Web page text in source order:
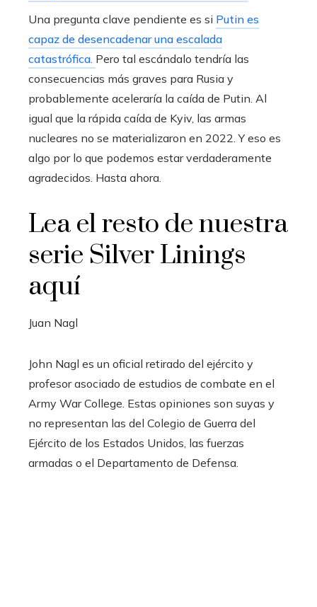
Una pregunta clave pendiente es si Putin es
capaz de desencadenar una escalada
catastrófica. Pero tal escándalo tendría las
consecuencias más graves para Rusia y
probablemente aceleraría la caída de Putin. Al
igual que la rápida caída de Kyiv, las armas
nucleares no se materializaron en 2022. Y eso es
algo por lo que podemos estar verdaderamente
agradecidos. Hasta ahora.
Lea el resto de nuestra
serie Silver Linings
aquí
Juan Nagl
John Nagl es un oficial retirado del ejército y
profesor asociado de estudios de combate en el
Army War College. Estas opiniones son suyas y
no representan las del Colegio de Guerra del
Ejército de los Estados Unidos, las fuerzas
armadas o el Departamento de Defensa.